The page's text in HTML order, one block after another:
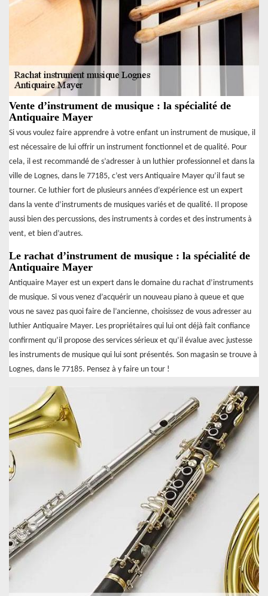
Vente d’instrument de musique : la spécialité de
Antiquaire Mayer
Si vous voulez faire apprendre à votre enfant un instrument de musique, il
est nécessaire de lui offrir un instrument fonctionnel et de qualité. Pour
cela, il est recommandé de s’adresser à un luthier professionnel et dans la
ville de Lognes, dans le 77185, c’est vers Antiquaire Mayer qu’il faut se
tourner. Ce luthier fort de plusieurs années d’expérience est un expert
dans la vente d’instruments de musiques variés et de qualité. Il propose
aussi bien des percussions, des instruments à cordes et des instruments à
vent, et bien d’autres.
Le rachat d’instrument de musique : la spécialité de
Antiquaire Mayer
Antiquaire Mayer est un expert dans le domaine du rachat d’instruments
de musique. Si vous venez d’acquérir un nouveau piano à queue et que
vous ne savez pas quoi faire de l’ancienne, choisissez de vous adresser au
luthier Antiquaire Mayer. Les propriétaires qui lui ont déjà fait confiance
confirment qu’il propose des services sérieux et qu’il évalue avec justesse
les instruments de musique qui lui sont présentés. Son magasin se trouve à
Lognes, dans le 77185. Pensez à y faire un tour !